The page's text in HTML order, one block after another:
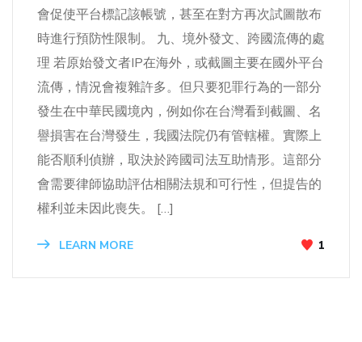
會促使平台標記該帳號，甚至在對方再次試圖散布
時進行預防性限制。 九、境外發文、跨國流傳的處
理 若原始發文者IP在海外，或截圖主要在國外平台
流傳，情況會複雜許多。但只要犯罪行為的一部分
發生在中華民國境內，例如你在台灣看到截圖、名
譽損害在台灣發生，我國法院仍有管轄權。實際上
能否順利偵辦，取決於跨國司法互助情形。這部分
會需要律師協助評估相關法規和可行性，但提告的
權利並未因此喪失。 […]
LEARN MORE 1